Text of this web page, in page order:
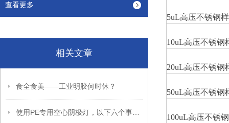
查看更多
相关文章
食全食美——工业明胶何时休？
5uL高压不锈钢
10uL高压不锈钢
20uL高压不锈钢
50uL高压不锈钢
100uL高压不锈